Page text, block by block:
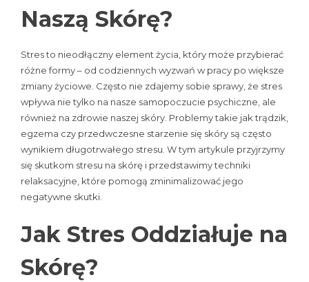
Naszą Skórę?
Stres to nieodłączny element życia, który może przybierać
różne formy – od codziennych wyzwań w pracy po większe
zmiany życiowe. Często nie zdajemy sobie sprawy, że stres
wpływa nie tylko na nasze samopoczucie psychiczne, ale
również na zdrowie naszej skóry. Problemy takie jak trądzik,
egzema czy przedwczesne starzenie się skóry są często
wynikiem długotrwałego stresu. W tym artykule przyjrzymy
się skutkom stresu na skórę i przedstawimy techniki
relaksacyjne, które pomogą zminimalizować jego
negatywne skutki.
Jak Stres Oddziałuje na
Skórę?